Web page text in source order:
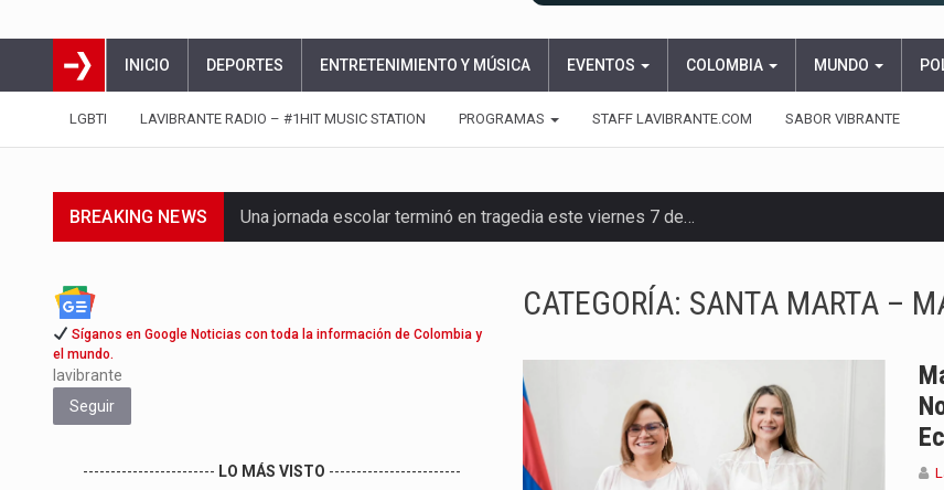
INICIO DEPORTES ENTRETENIMIENTO Y MÚSICA EVENTOS COLOMBIA MUNDO
LGBTI LAVIBRANTE RADIO – #1HIT MUSIC STATION PROGRAMAS STAFF LAVIBRANTE.COM SABOR VIBRANTE
BREAKING NEWS Una jornada escolar terminó en tragedia este viernes 7 de…
El presidente Abelardo de la Espriella dejó claro que la…
La llegada de Álvaro Uribe Vélez a la ceremonia de…
Con una salva de 21 cañonazos se cumplieron los honores…
CATEGORÍA: SANTA MARTA –
Síganos en Google Noticias con toda la información de Colombia y
el mundo.
lavibrante
Seguir
------------------------ LO MÁS VISTO ------------------------